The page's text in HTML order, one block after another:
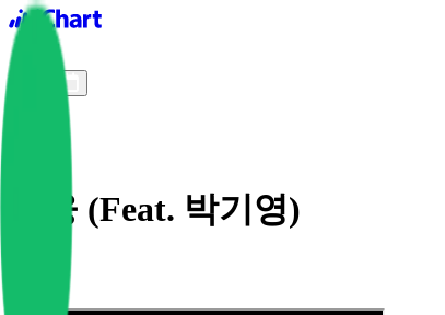
iChart logo
배웅 (Feat. 박기영)